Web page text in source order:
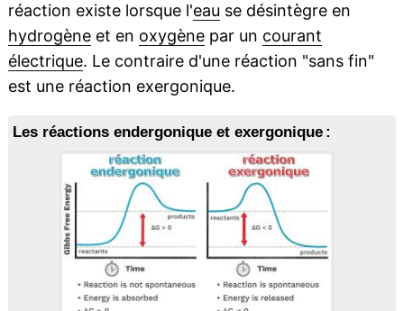
réaction existe lorsque l'eau se désintègre en
hydrogèneet en oxygènepar un courant
électrique. Le contraire d'une réaction "sans fin"
est une réaction exergonique.
Les réactions endergonique et exergonique :